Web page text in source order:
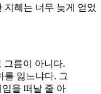
지혜는 너무 늦게 얻었
그름이 아니다.
를 잃느냐다. 그
을 떠날 줄 아